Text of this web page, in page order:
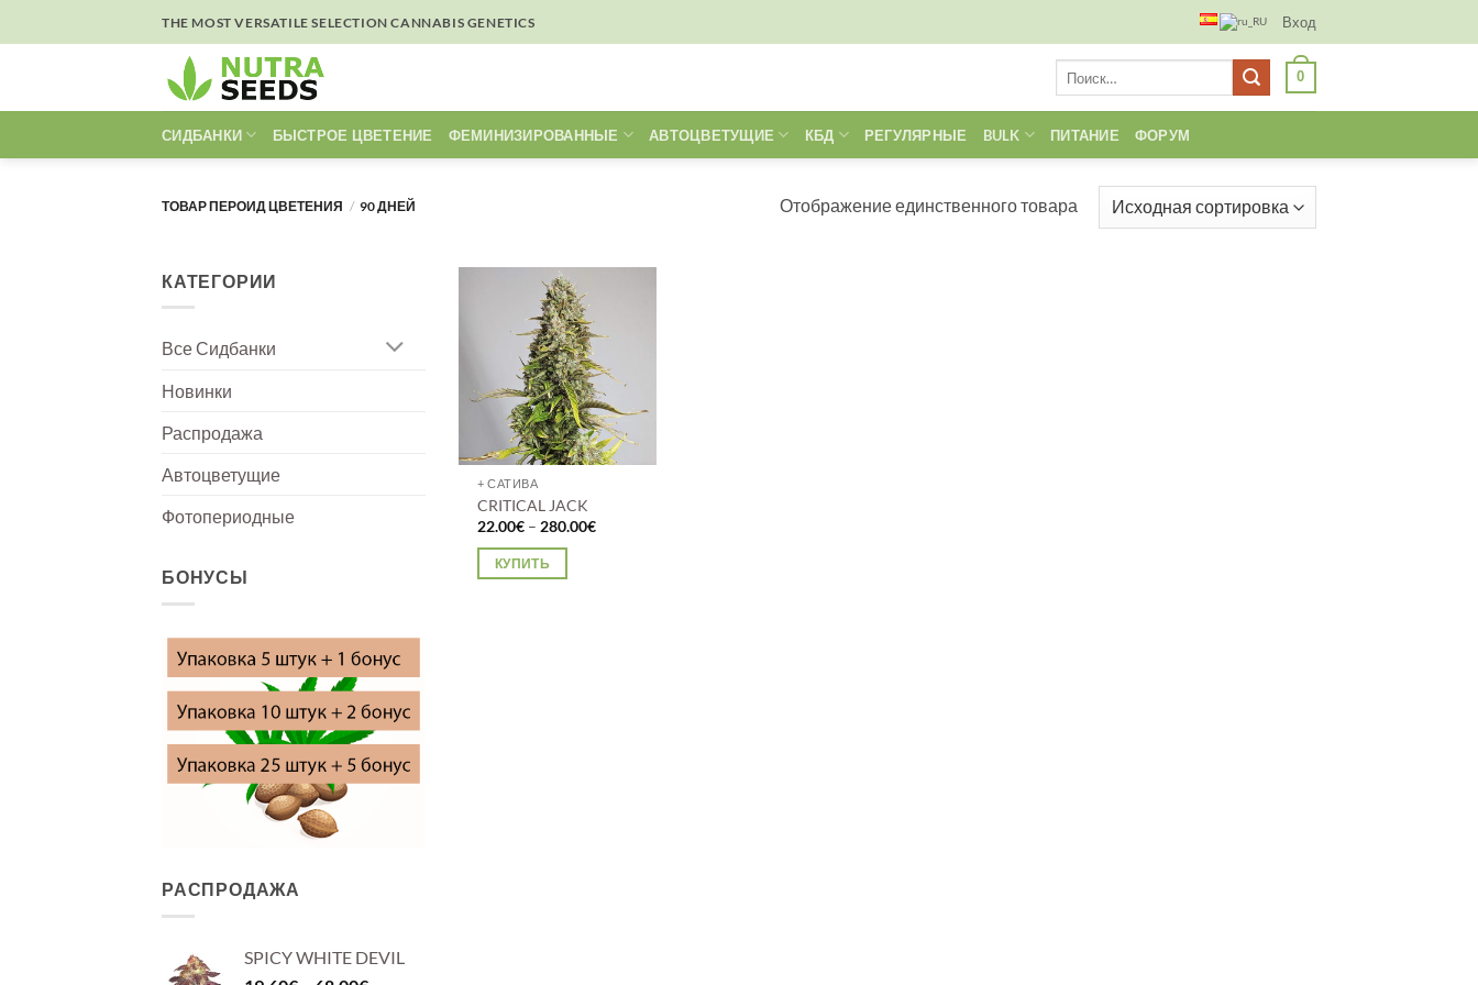
to
THE MOST VERSATILE SELECTION CANNABIS GENETICS Вход
0
СИДБАНКИ БЫСТРОЕ ЦВЕТЕНИЕ ФЕМИНИЗИРОВАННЫЕ АВТОЦВЕТУЩИЕ КБД РЕГУЛЯРНЫЕ BULK ПИТАНИЕ ФОРУМ
ТОВАР ПЕРОИД ЦВЕТЕНИЯ / 90 ДНЕЙ Отображение единственного товара
КАТЕГОРИИ
Все Сидбанки
Новинки
Распродажа
Автоцветущие
Фотопериодные
БОНУСЫ
РАСПРОДАЖА
SPICY WHITE DEVIL
+ САТИВА
CRITICAL JACK
22.00€ – 280.00€Диапазон
КУПИТЬ